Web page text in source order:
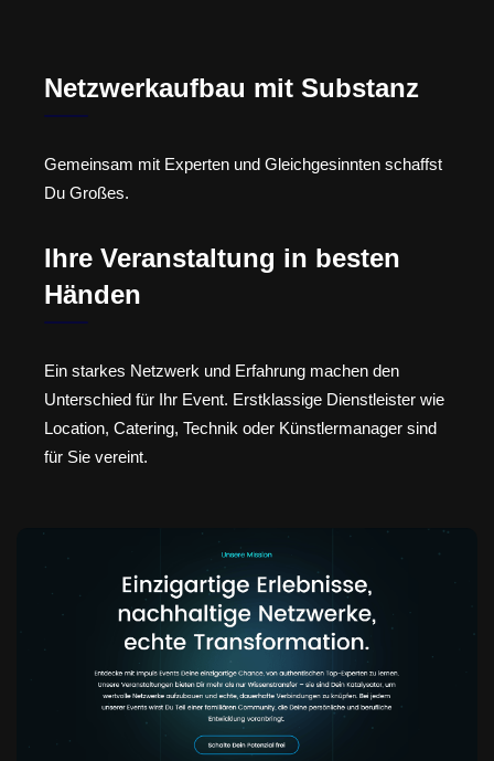
Netzwerkaufbau mit Substanz
Gemeinsam mit Experten und Gleichgesinnten schaffst
Du Großes.
Ihre Veranstaltung in besten
Händen
Ein starkes Netzwerk und Erfahrung machen den
Unterschied für Ihr Event. Erstklassige Dienstleister wie
Location, Catering, Technik oder Künstlermanager sind
für Sie vereint.